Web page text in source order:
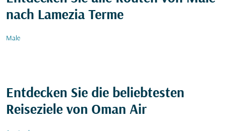
nach Lamezia Terme
Male
Entdecken Sie die beliebtesten
Reiseziele von Oman Air